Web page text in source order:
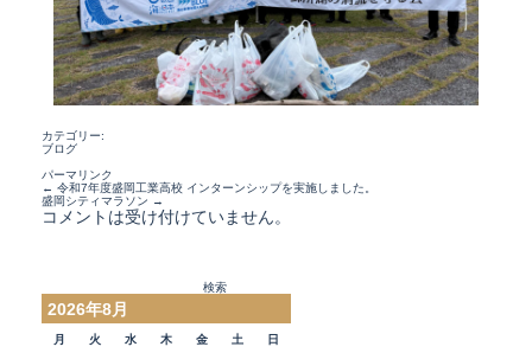
カテゴリー:
ブログ
パーマリンク
← 令和7年度盛岡工業高校 インターンシップを実施しました。
盛岡シティマラソン →
コメントは受け付けていません。
索:
2026年8月
月 火 水 木 金 土
日